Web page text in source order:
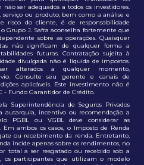
ser adequados a todos os investidores.
ou produto, bem como a análise e
risco do cliente, é de responsabilidade
Grupo J. Safra aconselha fortemente que
sobre as operações. Quaisquer
não significam de qualquer forma a
futuras. Contratação sujeita à
divulgada não é líquida de impostos.
alterados a qualquer momento,
Consulte seu gerente e canais de
aplicáveis. Este investimento não é
- Fundo Garantidor de Crédito.
Superintendência de Seguros Privados
autarquia, incentivo ou recomendação a
PGBL ou VGBL deve considerar as
ambos os casos, o Imposto de Renda
ou recebimento da renda. Entretanto,
incide apenas sobre os rendimentos, no
total a ser resgatado ou recebido sob a
os participantes que utilizam o modelo